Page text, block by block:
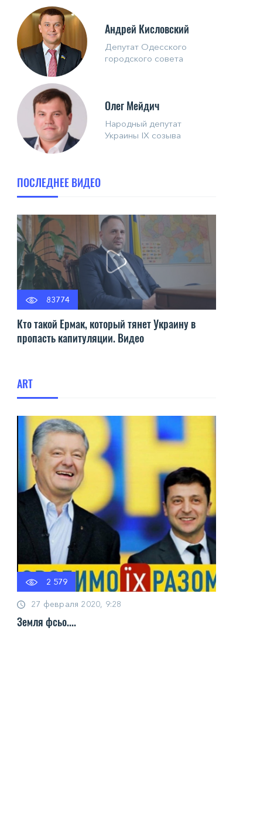
Андрей Кисловский
Депутат Одесского
городского совета
Олег Мейдич
Народный депутат
Украины IX созыва
ПОСЛЕДНЕЕ ВИДЕО
83774
Кто такой Ермак, который тянет Украину в
пропасть капитуляции. Видео
ART
2 579
27 февраля 2020, 9:28
Земля фсьо....